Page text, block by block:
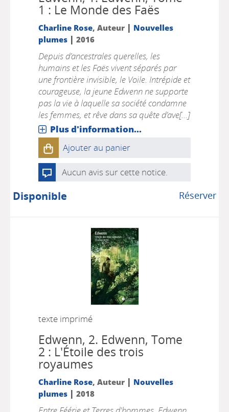
1 : Le Monde des Faës
Charline Rose, Auteur | Nouvelles
plumes| 2016
Depuis d’ancestrales querelles, les
humains et les Faës vivent séparés par
une frontière invisible, le Voile. Intrépide et
courageuse, la jeune Edwenn ne supporte
pas la vie à laquelle sa société condamne
les femmes, et rêve dans sa quête d’ave[...]
Plus d'information...
Ajouter au panier
Aucun avis sur cette notice.
Réserver
Disponible
texte imprimé
Edwenn, 2. Edwenn, Tome
2 : L'Étoile des trois
royaumes
Charline Rose, Auteur | Nouvelles
plumes| 2018